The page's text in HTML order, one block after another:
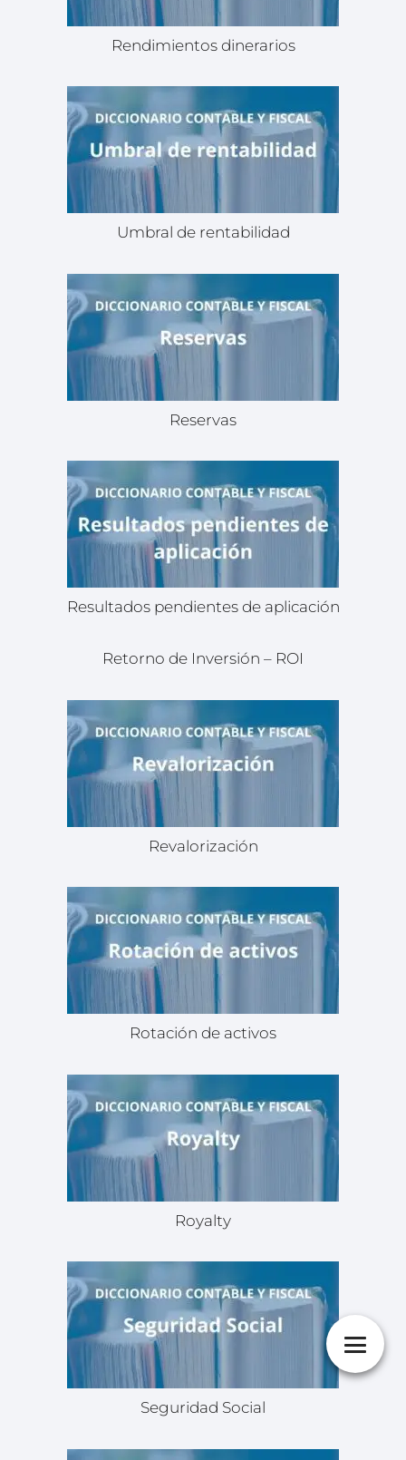
Rendimientos dinerarios
Umbral de rentabilidad
Reservas
Resultados pendientes de aplicación
Retorno de Inversión – ROI
Revalorización
Rotación de activos
Royalty
Seguridad Social